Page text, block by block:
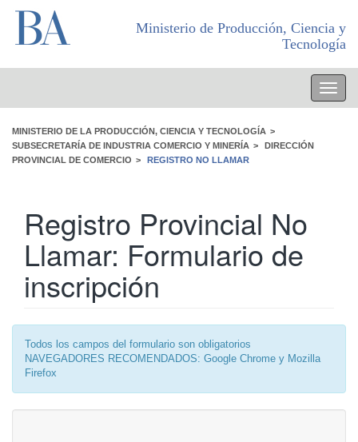
Ministerio de Producción, Ciencia y
Tecnología
Toggle
MINISTERIO DE LA PRODUCCIÓN, CIENCIA Y TECNOLOGÍA >
SUBSECRETARÍA DE INDUSTRIA COMERCIO Y MINERÍA >
DIRECCIÓN
PROVINCIAL DE COMERCIO > REGISTRO NO LLAMAR
Registro Provincial No
Llamar: Formulario de
inscripción
Todos los campos del formulario son obligatorios
NAVEGADORES RECOMENDADOS: Google Chrome y Mozilla
Firefox